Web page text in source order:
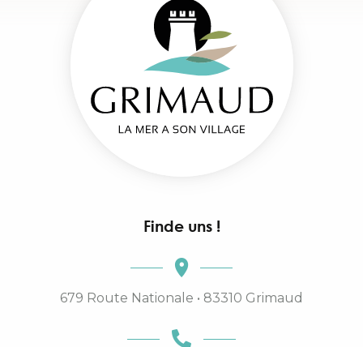
Finde uns !
679 Route Nationale • 83310 Grimaud